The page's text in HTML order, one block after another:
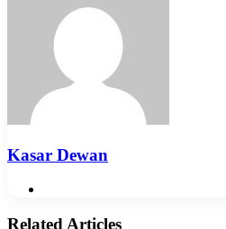
Kasar Dewan
Related Articles